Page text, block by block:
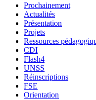
Prochainement
Actualités
Présentation
Projets
Ressources
CDI
Flash4
UNSS
Réinscriptions
FSE
Orientation